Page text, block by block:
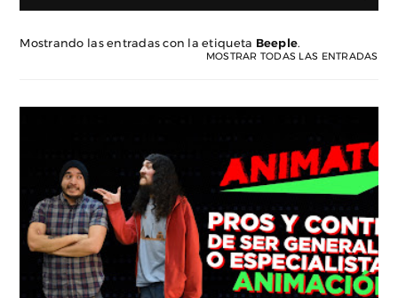
Mostrando las entradas con la etiqueta Beeple.
MOSTRAR TODAS LAS ENTRADAS